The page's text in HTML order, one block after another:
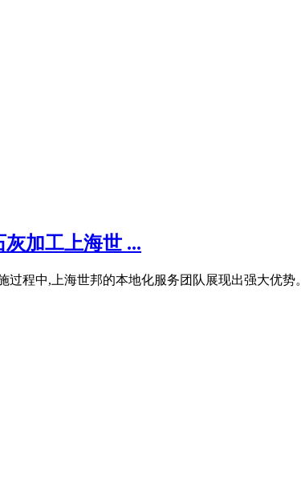
加工上海世 ...
程中,上海世邦的本地化服务团队展现出强大优